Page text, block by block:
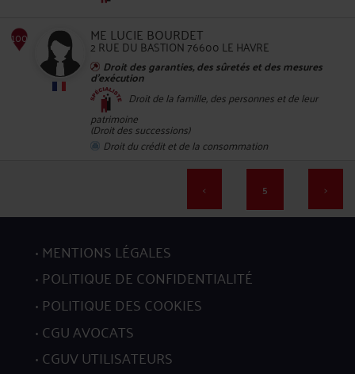
ME LUCIE BOURDET
2 RUE DU BASTION 76600 LE HAVRE
Droit des garanties, des sûretés et des mesures
d'exécution
Droit de la famille, des personnes et de leur
patrimoine
(Droit des successions)
Droit du crédit et de la consommation
< 5 >
MENTIONS LÉGALES
POLITIQUE DE CONFIDENTIALITÉ
POLITIQUE DES COOKIES
CGU AVOCATS
CGUV UTILISATEURS